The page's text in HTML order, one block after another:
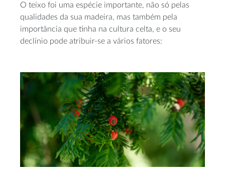
O teixo foi uma espécie importante, não só pelas
qualidades da sua madeira, mas também pela
importância que tinha na cultura celta, e o seu
declínio pode atribuir-se a vários fatores: